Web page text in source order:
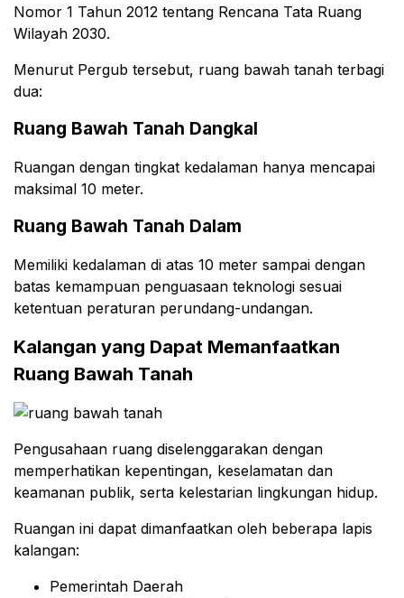
Nomor 1 Tahun 2012 tentang Rencana Tata Ruang
Wilayah 2030.
Menurut Pergub tersebut, ruang bawah tanah terbagi
dua:
Ruang Bawah Tanah Dangkal
Ruangan dengan tingkat kedalaman hanya mencapai
maksimal 10 meter.
Ruang Bawah Tanah Dalam
Memiliki kedalaman di atas 10 meter sampai dengan
batas kemampuan penguasaan teknologi sesuai
ketentuan peraturan perundang-undangan.
Kalangan yang Dapat Memanfaatkan
Ruang Bawah Tanah
Pengusahaan ruang diselenggarakan dengan
memperhatikan kepentingan, keselamatan dan
keamanan publik, serta kelestarian lingkungan hidup.
Ruangan ini dapat dimanfaatkan oleh beberapa lapis
kalangan:
Pemerintah Daerah